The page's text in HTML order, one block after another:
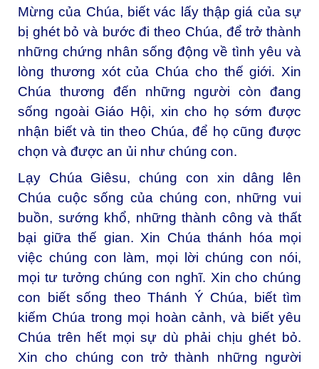
Mừng của Chúa, biết vác lấy thập giá của sự
bị ghét bỏ và bước đi theo Chúa, để trở thành
những chứng nhân sống động về tình yêu và
lòng thương xót của Chúa cho thế giới. Xin
Chúa thương đến những người còn đang
sống ngoài Giáo Hội, xin cho họ sớm được
nhận biết và tin theo Chúa, để họ cũng được
chọn và được an ủi như chúng con.
Lạy Chúa Giêsu, chúng con xin dâng lên
Chúa cuộc sống của chúng con, những vui
buồn, sướng khổ, những thành công và thất
bại giữa thế gian. Xin Chúa thánh hóa mọi
việc chúng con làm, mọi lời chúng con nói,
mọi tư tưởng chúng con nghĩ. Xin cho chúng
con biết sống theo Thánh Ý Chúa, biết tìm
kiếm Chúa trong mọi hoàn cảnh, và biết yêu
Chúa trên hết mọi sự dù phải chịu ghét bỏ.
Xin cho chúng con trở thành những người